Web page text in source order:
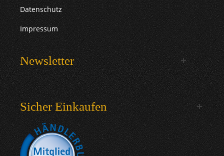
Datenschutz
Impressum
Newsletter
Sicher Einkaufen